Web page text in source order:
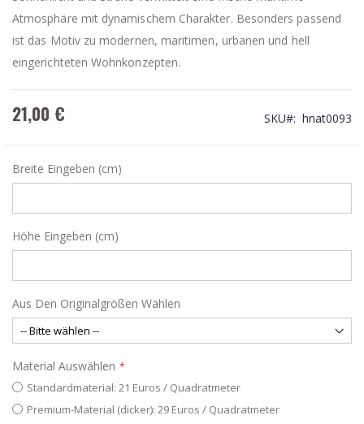
Atmosphäre mit dynamischem Charakter. Besonders passend
ist das Motiv zu modernen, maritimen, urbanen und hell
eingerichteten Wohnkonzepten.
21,00 € SKU hnat0093
Breite Eingeben (cm)
Höhe Eingeben (cm)
Aus Den Originalgrößen Wählen
Material Auswählen
Standardmaterial: 21 Euros / Quadratmeter
Premium-Material (dicker): 29 Euros / Quadratmeter